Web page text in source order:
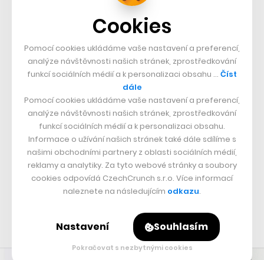
Cookies
Pomocí cookies ukládáme vaše nastavení a preferencí,
analýze návštěvnosti našich stránek, zprostředkování
funkcí sociálních médií a k personalizaci obsahu … Číst
dále
Pomocí cookies ukládáme vaše nastavení a preferencí,
analýze návštěvnosti našich stránek, zprostředkování
funkcí sociálních médií a k personalizaci obsahu.
Informace o užívání našich stránek také dále sdílíme s
našimi obchodními partnery z oblasti sociálních médií,
reklamy a analytiky. Za tyto webové stránky a soubory
cookies odpovídá CzechCrunch s.r.o. Více informací
naleznete na následujícím odkazu.
Nastavení Souhlasím
Pokračovat s nezbytnými cookies